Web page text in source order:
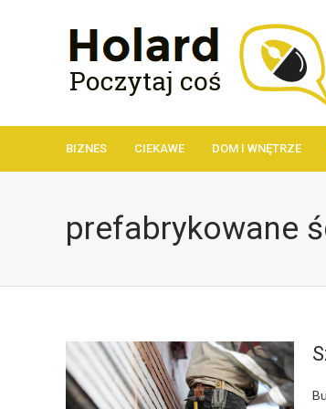
BIZNES CIEKAWE DOM I WNĘTRZE
prefabrykowane